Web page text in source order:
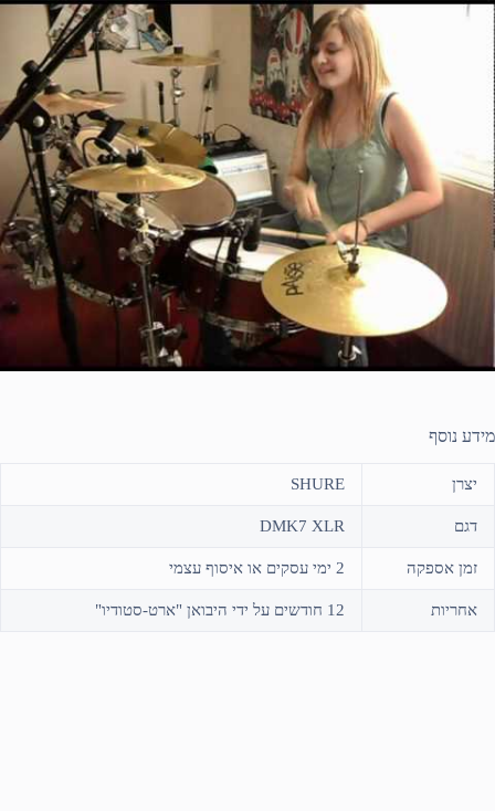
מידע נוסף
יצרן SHURE
דגם DMK7 XLR
זמן אספקה 2 ימי עסקים או איסוף עצמי
אחריות 12 חודשים על ידי היבואן "ארט-סטודיו"